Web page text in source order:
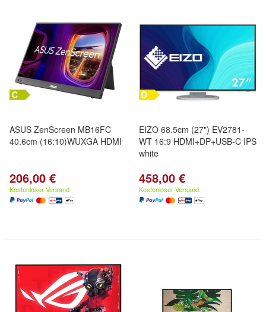
ASUS ZenScreen MB16FC
40.6cm (16:10)WUXGA HDMI
206,00 €
Kostenloser Versand
EIZO 68.5cm (27") EV2781-
WT 16:9 HDMI+DP+USB-C IPS
white
458,00 €
Kostenloser Versand